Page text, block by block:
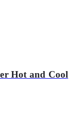
Hot and Cool